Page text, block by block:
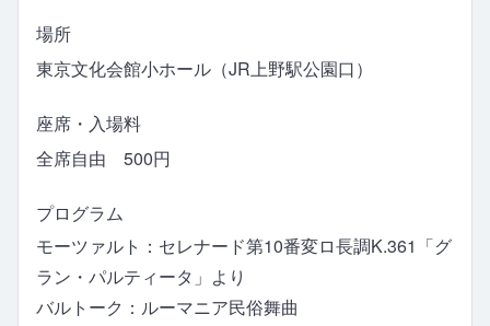
場所
東京文化会館小ホール（JR上野駅公園口）
座席・入場料
全席自由 500円
プログラム
モーツァルト：セレナード第10番変ロ長調K.361「グ
ラン・パルティータ」より
バルトーク：ルーマニア民俗舞曲